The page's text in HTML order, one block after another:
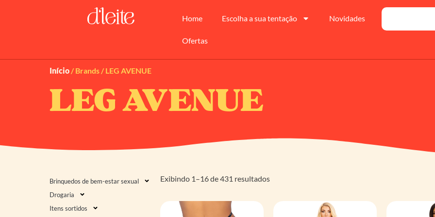
Home Escolha a sua tentação Novidades
Ofertas
Início / Brands / LEG AVENUE
LEG AVENUE
Brinquedos de bem-estar sexual
Drogaria
Itens sortidos
Exibindo 1–16 de 431 resultados